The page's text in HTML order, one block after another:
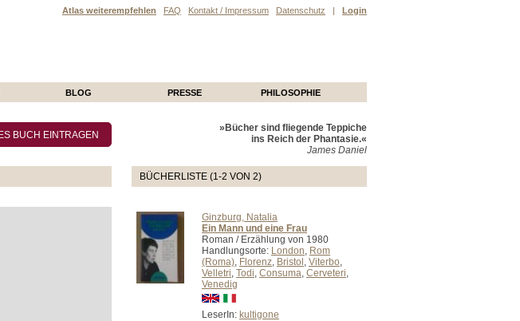
Atlas weiterempfehlen FAQ Kontakt / Impressum Datenschutz | Login
BLOG PRESSE PHILOSOPHIE
»Bücher sind fliegende Teppiche
ins Reich der Phantasie.«
James Daniel
BÜCHERLISTE (1-2 VON 2)
Ginzburg, Natalia
Ein Mann und eine Frau
Roman / Erzählung von 1980
Handlungsorte: London, Rom
(Roma), Florenz, Bristol , Viterbo,
Velletri, Todi, Consuma, Cerveteri,
Venedig
LeserIn: kultigone